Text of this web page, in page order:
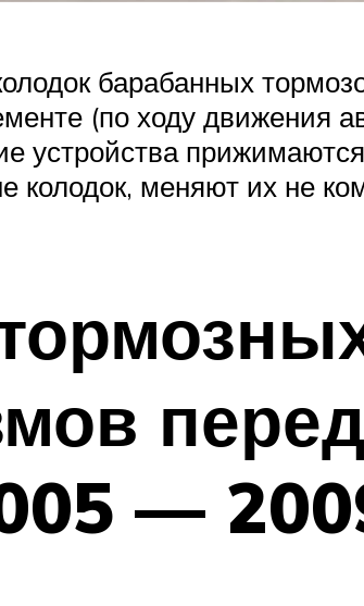
барабанных
(по ходу движения
устройства
колодок, меняют их не
—